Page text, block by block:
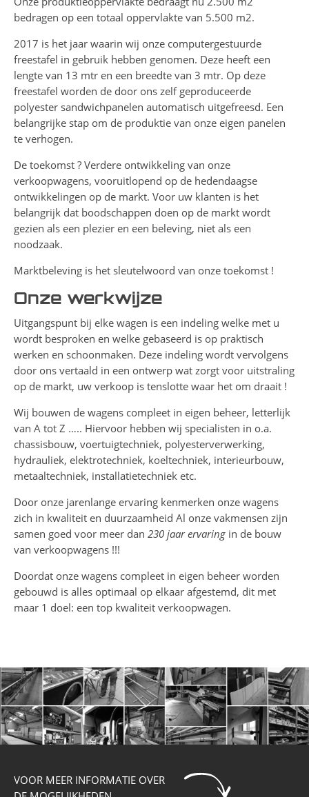
bedragen op een totaal oppervlakte van 5.500 m2.
2017 is het jaar waarin wij onze computergestuurde
freestafel in gebruik hebben genomen. Deze heeft een
lengte van 13 mtr en een breedte van 3 mtr. Op deze
freestafel worden de door ons zelf geproduceerde
polyester sandwichpanelen automatisch uitgefreesd. Een
belangrijke stap om de produktie van onze eigen panelen
te verhogen.
De toekomst ? Verdere ontwikkeling van onze
verkoopwagens, vooruitlopend op de hedendaagse
ontwikkelingen op de markt. Voor uw klanten is het
belangrijk dat boodschappen doen op de markt wordt
gezien als een plezier en een beleving, niet als een
noodzaak.
Marktbeleving is het sleutelwoord van onze toekomst !
Onze werkwijze
Uitgangspunt bij elke wagen is een indeling welke met u
wordt besproken en welke gebaseerd is op praktisch
werken en schoonmaken. Deze indeling wordt vervolgens
door ons vertaald in een ontwerp wat zorgt voor uitstraling
op de markt, uw verkoop is tenslotte waar het om draait !
Wij bouwen de wagens compleet in eigen beheer, letterlijk
van A tot Z ….. Hiervoor hebben wij specialisten in o.a.
chassisbouw, voertuigtechniek, polyesterverwerking,
hydrauliek, elektrotechniek, koeltechniek, interieurbouw,
metaaltechniek, installatietechniek etc.
Door onze jarenlange ervaring kenmerken onze wagens
zich in kwaliteit en duurzaamheid Al onze vakmensen zijn
samen goed voor meer dan 230 jaar ervaring in de bouw
van verkoopwagens !!!
Doordat onze wagens compleet in eigen beheer worden
gebouwd is alles optimaal op elkaar afgestemd, dit met
maar 1 doel: een top kwaliteit verkoopwagen.
VOOR MEER INFORMATIE OVER